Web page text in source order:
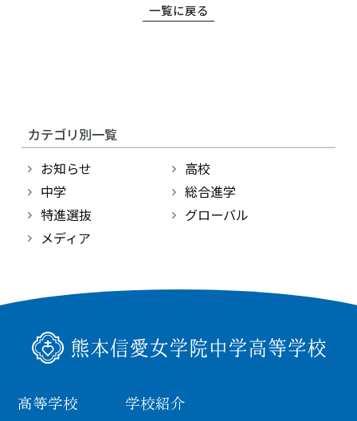
一覧に戻る
カテゴリ別一覧
お知らせ
高校
中学
総合進学
特進選抜
グローバル
メディア
高等学校 学校紹介
幼稚園
学校紹介
受験・入学案内
TEL：096-354-5355